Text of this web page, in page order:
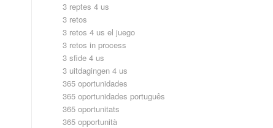
3 reptes 4 us
3 retos
3 retos 4 us el juego
3 retos in process
3 sfide 4 us
3 uitdagingen 4 us
365 oportunidades
365 oportunidades português
365 oportunitats
365 opportunità